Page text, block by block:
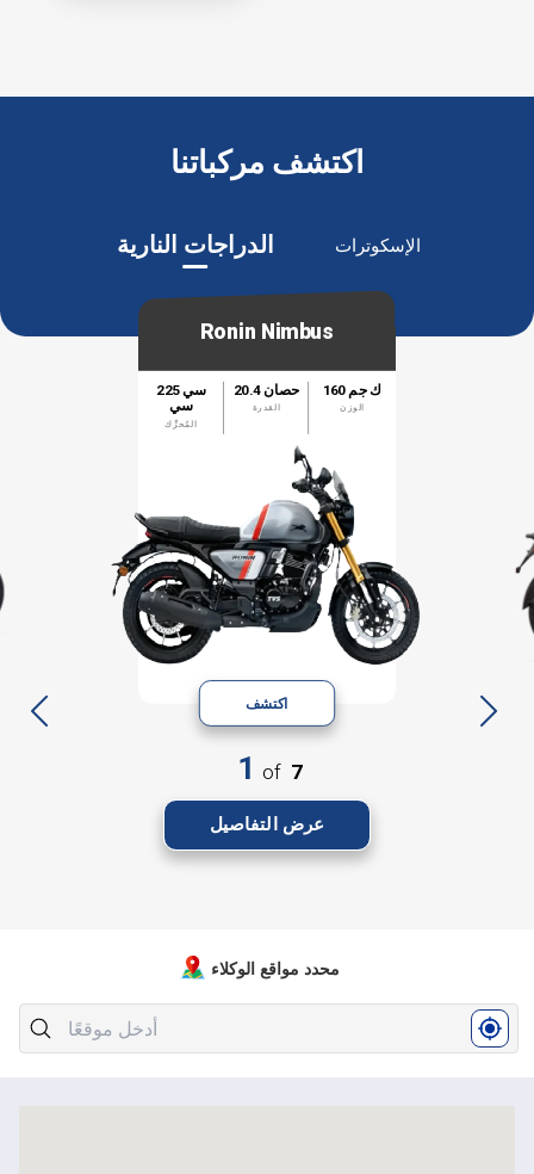
اكتشف مركباتنا
الدراجات النارية الإسكوترات
Ronin Nimbus
225 سي
سي
المُحرِّك
20.4 حصان
القدرة
160 ك جم
الوزن
اكتشف
1 of 7
عرض التفاصيل